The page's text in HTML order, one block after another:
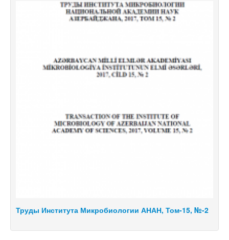
Труды Института Микробиологии АНАН, Том-15, №-2